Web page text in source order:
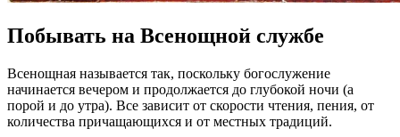
Побывать на Всенощной службе
Всенощная называется так, поскольку богослужение
начинается вечером и продолжается до глубокой ночи (а
порой и до утра). Все зависит от скорости чтения, пения, от
количества причащающихся и от местных традиций.